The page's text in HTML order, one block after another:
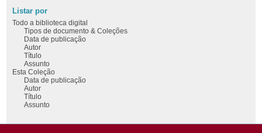
Listar por
Todo a biblioteca digital
Tipos de documento & Coleções
Data de publicação
Autor
Título
Assunto
Esta Coleção
Data de publicação
Autor
Título
Assunto